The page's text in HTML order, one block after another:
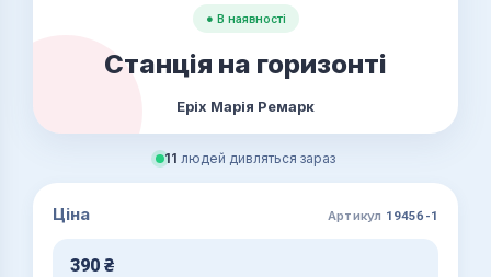
● В наявності
Станція на горизонті
Еріх Марія Ремарк
11 людей дивляться зараз
Ціна Артикул 19456-1
390 ₴